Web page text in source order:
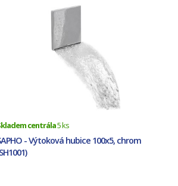
centrála5 ks
- Výtoková hubice 100x5, chrom